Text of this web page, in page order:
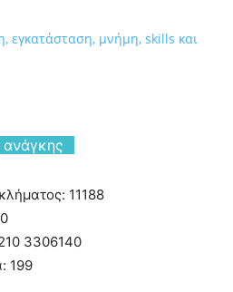
εγκατάσταση, μνήμη, skills και
11188
3306140
199